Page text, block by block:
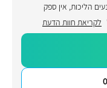
הליכות, אין ספק
לקריאת חוות הדעת